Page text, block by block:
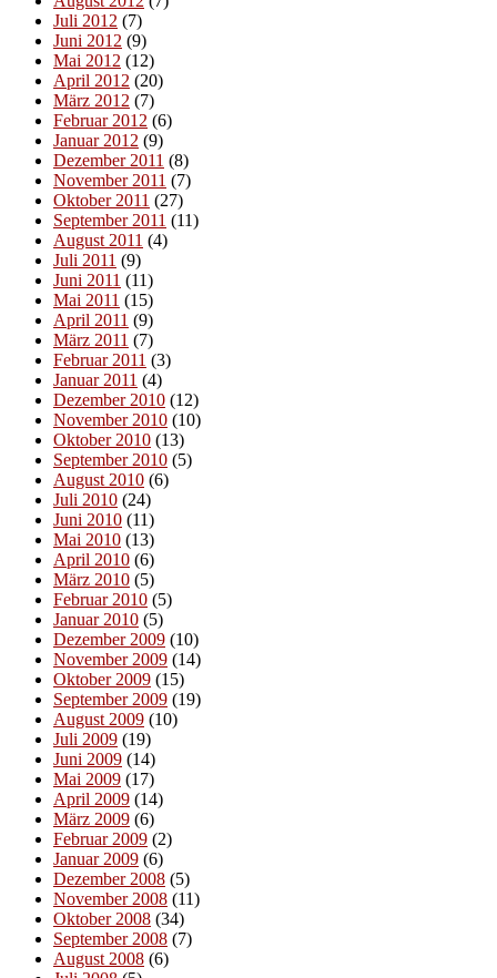
Juli 2012 (7)
Juni 2012 (9)
Mai 2012 (12)
April 2012 (20)
März 2012 (7)
Februar 2012 (6)
Januar 2012 (9)
Dezember 2011 (8)
November 2011 (7)
Oktober 2011 (27)
September 2011 (11)
August 2011 (4)
Juli 2011 (9)
Juni 2011 (11)
Mai 2011 (15)
April 2011 (9)
März 2011 (7)
Februar 2011 (3)
Januar 2011 (4)
Dezember 2010 (12)
November 2010 (10)
Oktober 2010 (13)
September 2010 (5)
August 2010 (6)
Juli 2010 (24)
Juni 2010 (11)
Mai 2010 (13)
April 2010 (6)
März 2010 (5)
Februar 2010 (5)
Januar 2010 (5)
Dezember 2009 (10)
November 2009 (14)
Oktober 2009 (15)
September 2009 (19)
August 2009 (10)
Juli 2009 (19)
Juni 2009 (14)
Mai 2009 (17)
April 2009 (14)
März 2009 (6)
Februar 2009 (2)
Januar 2009 (6)
Dezember 2008 (5)
November 2008 (11)
Oktober 2008 (34)
September 2008 (7)
August 2008 (6)